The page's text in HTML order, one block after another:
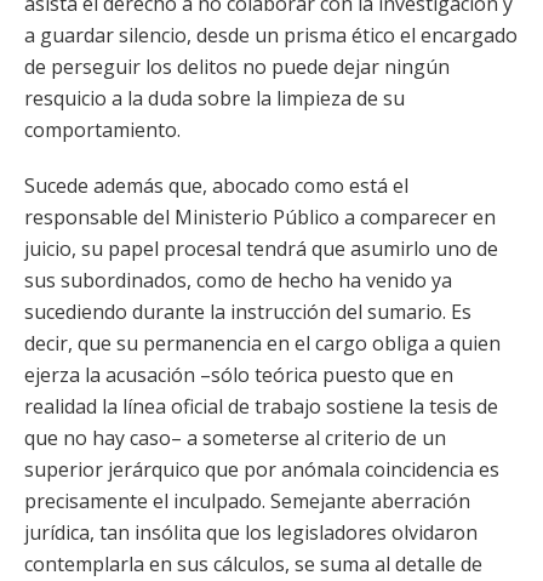
a guardar silencio, desde un prisma ético el encargado
de perseguir los delitos no puede dejar ningún
resquicio a la duda sobre la limpieza de su
comportamiento.
Sucede además que, abocado como está el
responsable del Ministerio Público a comparecer en
juicio, su papel procesal tendrá que asumirlo uno de
sus subordinados, como de hecho ha venido ya
sucediendo durante la instrucción del sumario. Es
decir, que su permanencia en el cargo obliga a quien
ejerza la acusación –sólo teórica puesto que en
realidad la línea oficial de trabajo sostiene la tesis de
que no hay caso– a someterse al criterio de un
superior jerárquico que por anómala coincidencia es
precisamente el inculpado. Semejante aberración
jurídica, tan insólita que los legisladores olvidaron
contemplarla en sus cálculos, se suma al detalle de